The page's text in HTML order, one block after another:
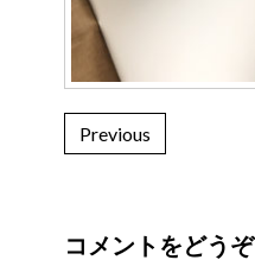
Previous
コメントをどうぞ